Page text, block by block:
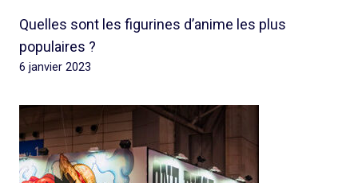
Quelles sont les figurines d’anime les plus
populaires ?
6 janvier 2023